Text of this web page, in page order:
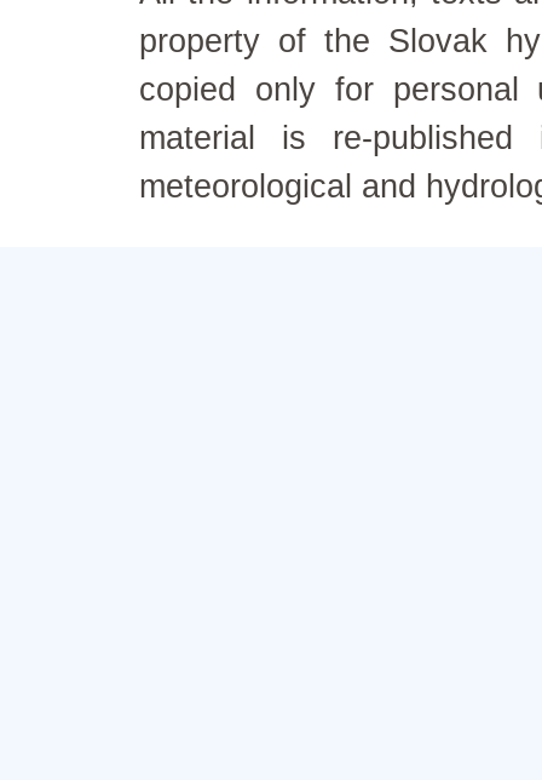
property of the Slovak
copied only for personal
material is re-
meteorological and